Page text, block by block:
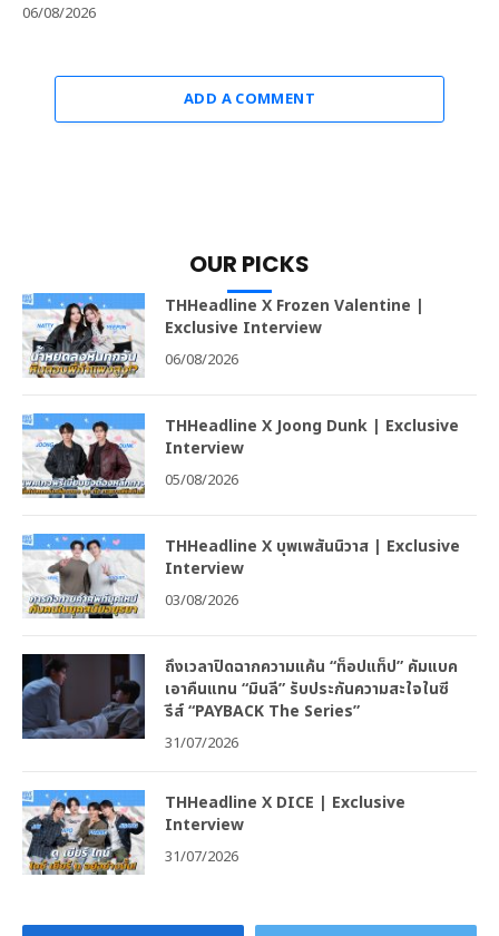
06/08/2026
ADD A COMMENT
OUR PICKS
THHeadline X Frozen Valentine |
Exclusive Interview
06/08/2026
THHeadline X Joong Dunk | Exclusive
Interview
05/08/2026
THHeadline X บุพเพสันนิวาส | Exclusive
Interview
03/08/2026
ถึงเวลาปิดฉากความแค้น “ท็อปแท็ป” คัมแบค
เอาคืนแทน “มินลี” รับประกันความสะใจในซี
รีส์ “PAYBACK The Series”
31/07/2026
THHeadline X DICE | Exclusive
Interview
31/07/2026